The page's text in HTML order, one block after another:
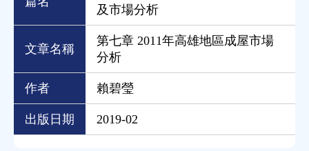
及市場分析
文章名稱
第七章 2011年高雄地區成屋市場
分析
作者 賴碧瑩
出版日期 2019-02